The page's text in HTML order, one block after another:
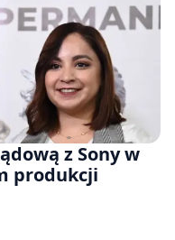
z Sony w
produkcji